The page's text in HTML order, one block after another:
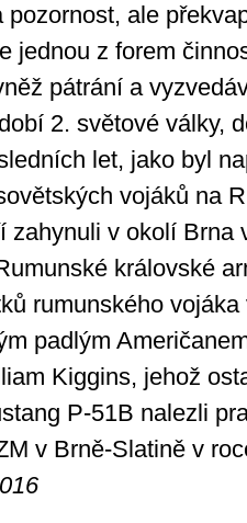
pozornost, ale
jednou z forem
pátrání a
2. světové války,
let, jako byl
vojáků na
zahynuli v okolí Brna
královské
rumunského
padlým
Kiggins, jehož
P-51B nalezli
v Brně-Slatině v